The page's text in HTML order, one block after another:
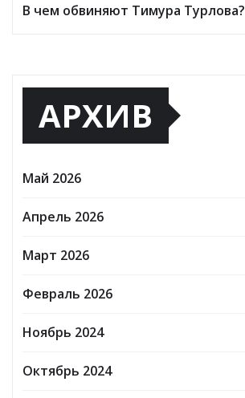
В чем обвиняют Тимура Турлова?
АРХИВ
Май 2026
Апрель 2026
Март 2026
Февраль 2026
Ноябрь 2024
Октябрь 2024